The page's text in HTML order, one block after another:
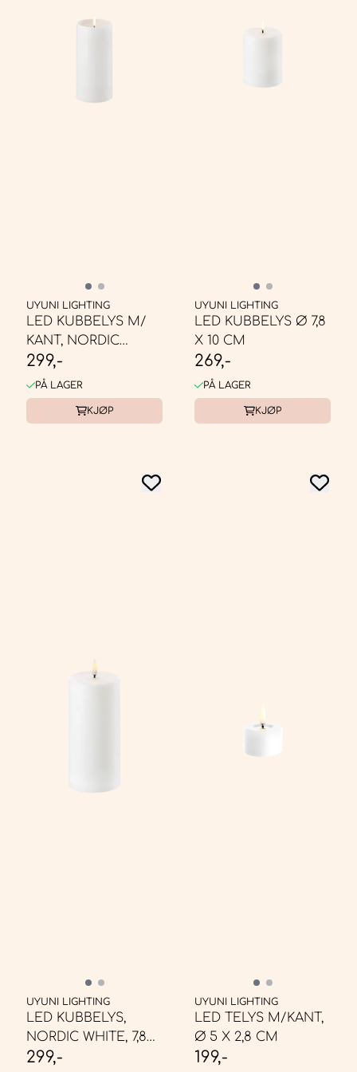
UYUNI LIGHTING
LED KUBBELYS M/
KANT, NORDIC
WHITE, 7,8X15 CM
299,-
PÅ LAGER
KJØP
UYUNI LIGHTING
LED KUBBELYS Ø 7,8
X 10 CM
269,-
PÅ LAGER
KJØP
UYUNI LIGHTING
LED KUBBELYS,
NORDIC WHITE, 7,8
X15 CM
299,-
UYUNI LIGHTING
LED TELYS M/KANT,
Ø 5 X 2,8 CM
199,-